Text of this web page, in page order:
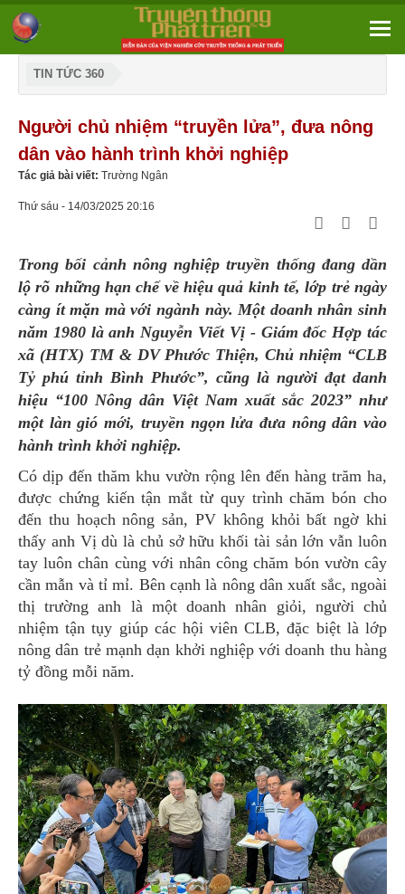
TIN TỨC 360
Người chủ nhiệm “truyền lửa”, đưa nông
dân vào hành trình khởi nghiệp
Tác giả bài viết: Trường Ngân
Thứ sáu - 14/03/2025 20:16
Trong bối cảnh nông nghiệp truyền thống đang dần
lộ rõ những hạn chế về hiệu quả kinh tế, lớp trẻ ngày
càng ít mặn mà với ngành này. Một doanh nhân sinh
năm 1980 là anh Nguyễn Viết Vị - Giám đốc Hợp tác
xã (HTX) TM & DV Phước Thiện, Chủ nhiệm “CLB
Tỷ phú tỉnh Bình Phước”, cũng là người đạt danh
hiệu “100 Nông dân Việt Nam xuất sắc 2023” như
một làn gió mới, truyền ngọn lửa đưa nông dân vào
hành trình khởi nghiệp.
Có dịp đến thăm khu vườn rộng lên đến hàng trăm ha,
được chứng kiến tận mắt từ quy trình chăm bón cho
đến thu hoạch nông sản, PV không khỏi bất ngờ khi
thấy anh Vị dù là chủ sở hữu khối tài sản lớn vẫn luôn
tay luôn chân cùng với nhân công chăm bón vườn cây
cần mẫn và tỉ mỉ. Bên cạnh là nông dân xuất sắc, ngoài
thị trường anh là một doanh nhân giỏi, người chủ
nhiệm tận tụy giúp các hội viên CLB, đặc biệt là lớp
nông dân trẻ mạnh dạn khởi nghiệp với doanh thu hàng
tỷ đồng mỗi năm.